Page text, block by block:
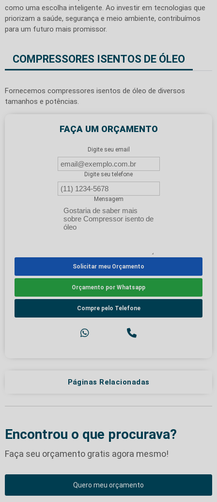
como uma escolha inteligente. Ao investir em tecnologias que
priorizam a saúde, segurança e meio ambiente, contribuímos
para um futuro mais promissor.
COMPRESSORES ISENTOS DE ÓLEO
Fornecemos compressores isentos de óleo de diversos
tamanhos e potências.
FAÇA UM ORÇAMENTO
Digite seu email
Digite seu telefone
Mensagem
Solicitar meu Orçamento
Orçamento por Whatsapp
Compre pelo Telefone
Páginas Relacionadas
Encontrou o que procurava?
Faça seu orçamento gratis agora mesmo!
Quero meu orçamento